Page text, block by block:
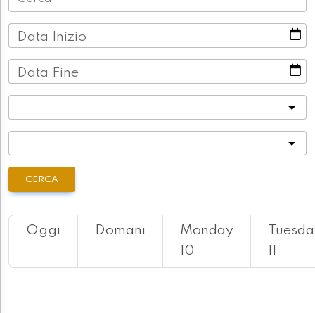
Data Inizio
Data Fine
CERCA
Oggi Domani
Monday
10
11